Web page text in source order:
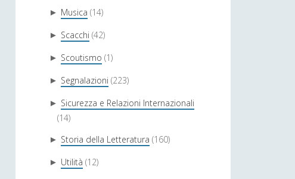
► Musica (14)
► Scacchi (42)
► Scoutismo (1)
► Segnalazioni (223)
► Sicurezza e Relazioni Internazionali
(14)
► Storia della Letteratura (160)
► Utilità (12)